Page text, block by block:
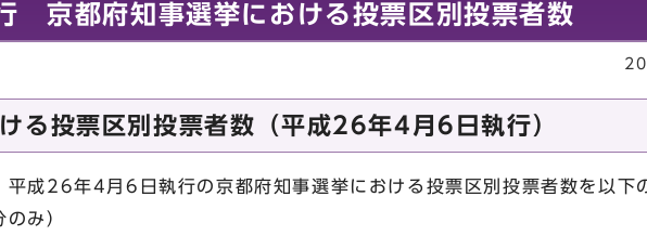
京都府知事選挙における投票区別投票者数
る投票区別投票者数（平成26年4月6日執行）
平成26年4月6日執行の京都府知事選挙における投票区別投票者数を以下
み）